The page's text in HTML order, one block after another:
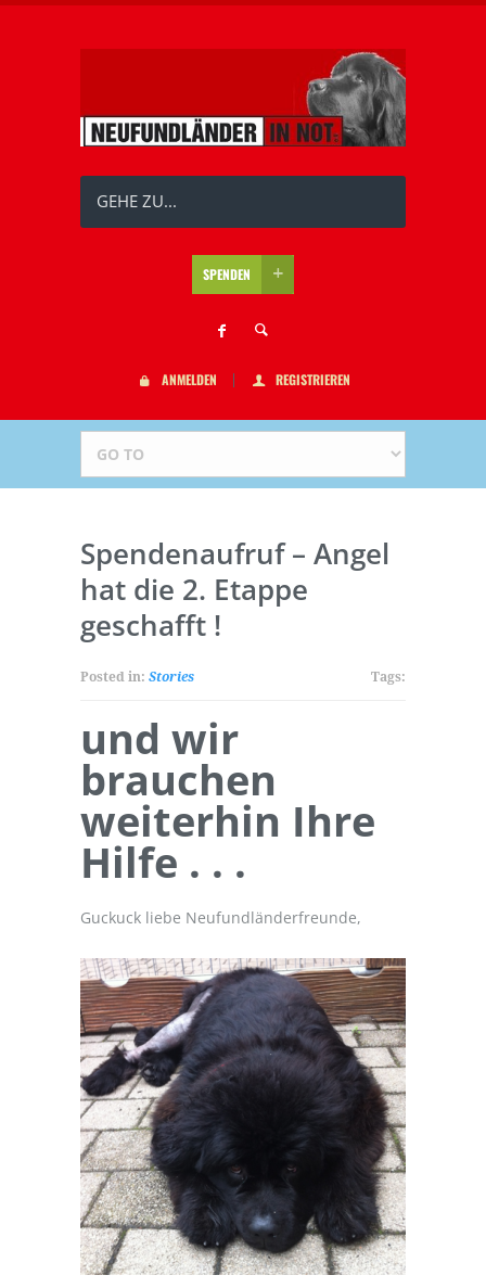
GEHE ZU...
SPENDEN
ANMELDEN REGISTRIEREN
Spendenaufruf – Angel
hat die 2. Etappe
geschafft !
Posted in: Stories Tags:
und wir
brauchen
weiterhin Ihre
Hilfe . . .
Guckuck liebe Neufundländerfreunde,